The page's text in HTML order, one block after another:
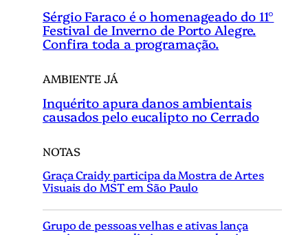
Sérgio Faraco é o homenageado do 11°
Festival de Inverno de Porto Alegre.
Confira toda a programação.
AMBIENTE JÁ
Inquérito apura danos ambientais
causados pelo eucalipto no Cerrado
NOTAS
Graça Craidy participa da Mostra de Artes
Visuais do MST em São Paulo
Grupo de pessoas velhas e ativas lança